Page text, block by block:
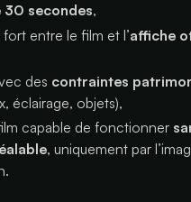
30 secondes,
entre le film et l’affiche
des contraintes
éclairage, objets),
capable de fonctionner
, uniquement par